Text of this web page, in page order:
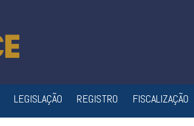
LEGISLAÇÃO REGISTRO FISCALIZAÇÃO